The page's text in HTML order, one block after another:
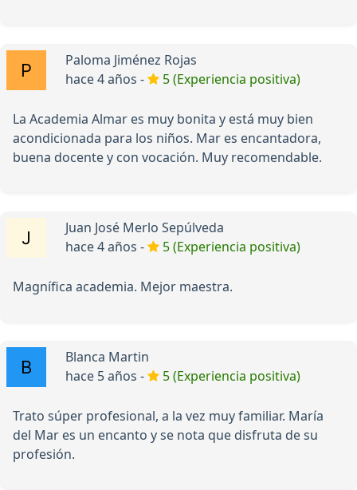
Paloma Jiménez Rojas
hace 4 años -
5 (Experiencia positiva)
La Academia Almar es muy bonita y está muy bien
acondicionada para los niños. Mar es encantadora,
buena docente y con vocación. Muy recomendable.
Juan José Merlo Sepúlveda
hace 4 años -
5 (Experiencia positiva)
Magnífica academia. Mejor maestra.
Blanca Martin
hace 5 años -
5 (Experiencia positiva)
Trato súper profesional, a la vez muy familiar. María
del Mar es un encanto y se nota que disfruta de su
profesión.